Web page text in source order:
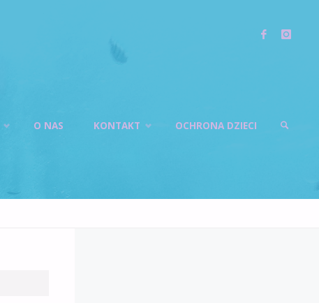
O NAS KONTAKT OCHRONA DZIECI